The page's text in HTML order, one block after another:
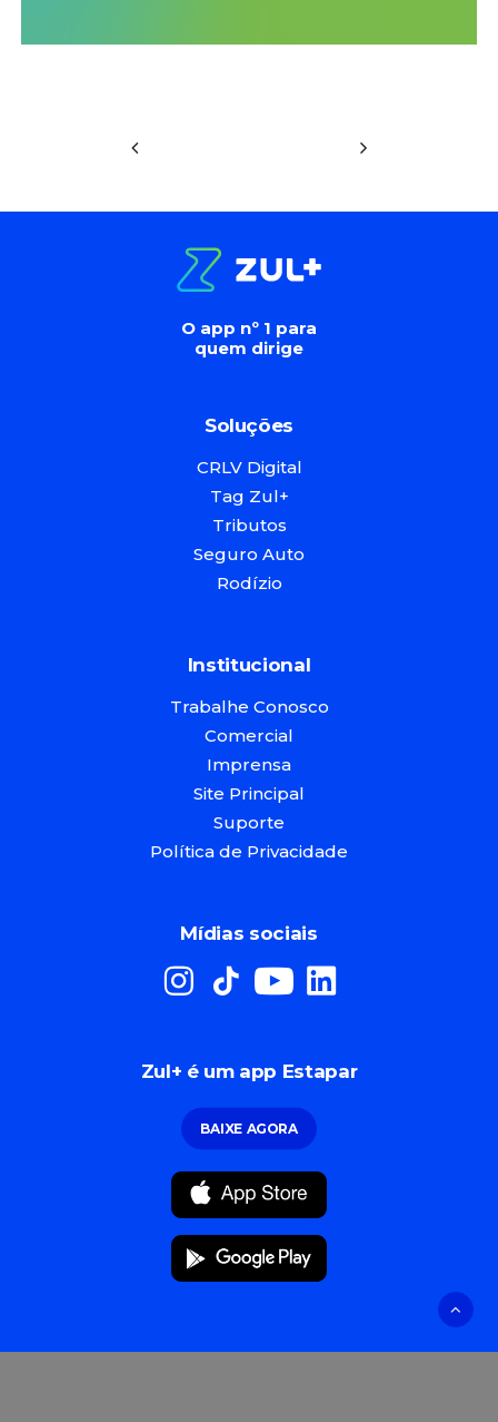
O app nº 1 para
quem dirige
Soluções
CRLV Digital
Tag Zul+
Tributos
Seguro Auto
Rodízio
Institucional
Trabalhe Conosco
Comercial
Imprensa
Site Principal
Suporte
Política de Privacidade
Mídias sociais
Zul+ é um app Estapar
BAIXE AGORA